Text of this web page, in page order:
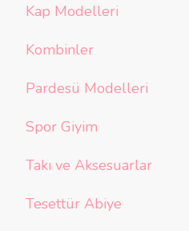
Kap Modelleri
Kombinler
Pardesü Modelleri
Spor Giyim
Takı ve Aksesuarlar
Tesettür Abiye